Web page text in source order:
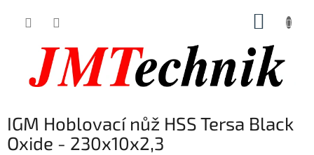
IGM Hoblovací nůž HSS Tersa Black
Oxide - 230x10x2,3